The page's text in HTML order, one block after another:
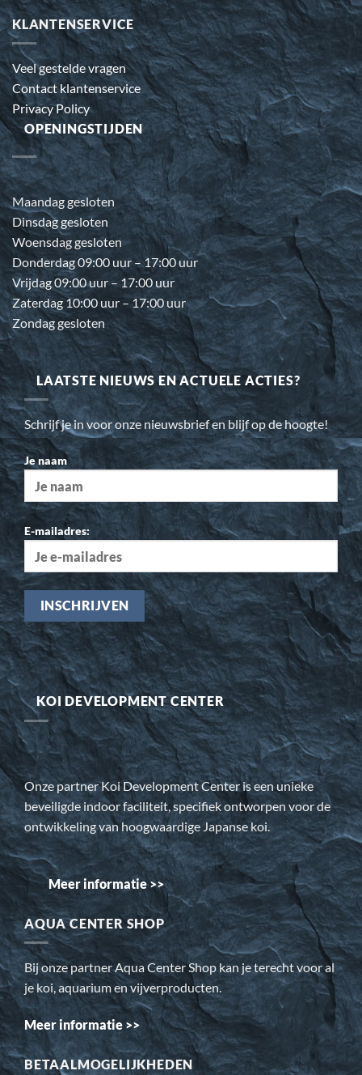
KLANTENSERVICE
Veel gestelde vragen
Contact klantenservice
Privacy Policy
OPENINGSTIJDEN
Maandag gesloten
Dinsdag gesloten
Woensdag gesloten
Donderdag 09:00 uur – 17:00 uur
Vrijdag 09:00 uur – 17:00 uur
Zaterdag 10:00 uur – 17:00 uur
Zondag gesloten
LAATSTE NIEUWS EN ACTUELE ACTIES?
Schrijf je in voor onze nieuwsbrief en blijf op de hoogte!
Je naam
E-mailadres:
KOI DEVELOPMENT CENTER
Onze partner Koi Development Center is een unieke
beveiligde indoor faciliteit, specifiek ontworpen voor de
ontwikkeling van hoogwaardige Japanse koi.
Meer informatie >>
AQUA CENTER SHOP
Bij onze partner Aqua Center Shop kan je terecht voor al
je koi, aquarium en vijverproducten.
Meer informatie >>
BETAALMOGELIJKHEDEN